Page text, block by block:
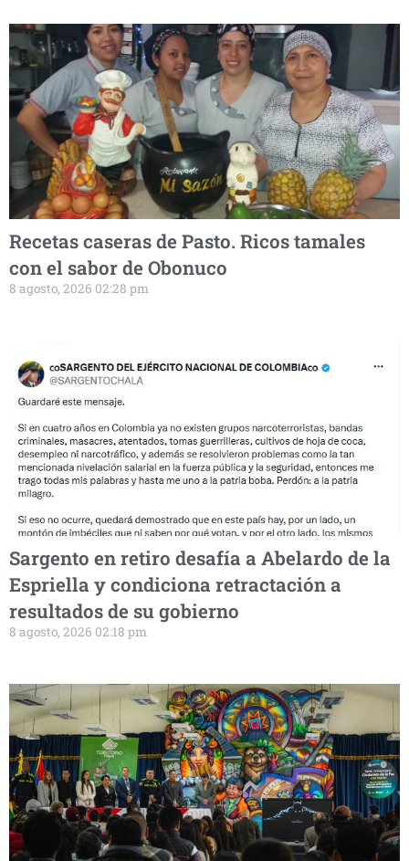
Recetas caseras de Pasto. Ricos tamales
con el sabor de Obonuco
8 agosto, 2026 02:28 pm
Sargento en retiro desafía a Abelardo de la
Espriella y condiciona retractación a
resultados de su gobierno
8 agosto, 2026 02:18 pm